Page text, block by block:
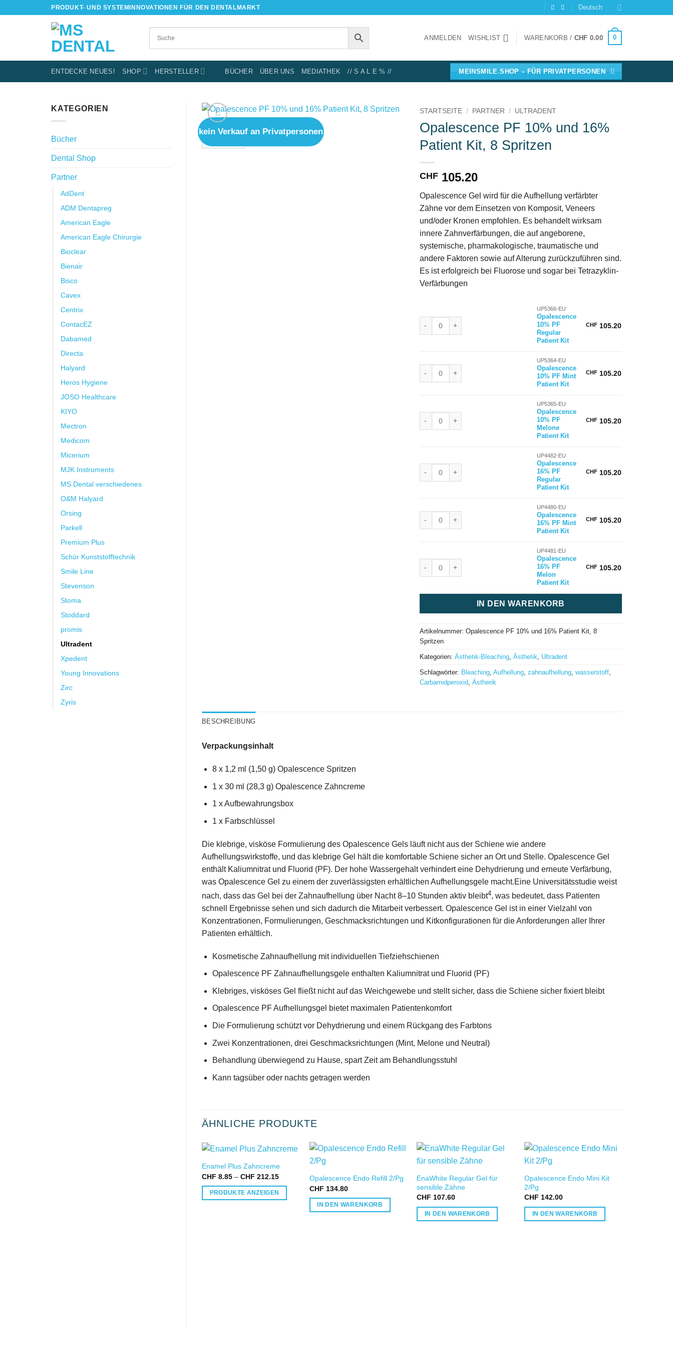
PRODUKT- UND SYSTEMINNOVATIONEN FÜR DEN DENTALMARKT Deutsch
ANMELDEN WISHLIST WARENKORB / CHF 0.00 0
ENTDECKE NEUES! SHOP HERSTELLER BÜCHER ÜBER UNS MEDIATHEK // S A L E % // MEINSMILE.SHOP – FÜR PRIVATPERSONEN
KATEGORIEN
Bücher
Dental Shop
Partner
AdDent
ADM Dentapreg
American Eagle
American Eagle Chirurgie
Bioclear
Bienair
Bisco
Cavex
Centrix
ContacEZ
Dabamed
Directa
Halyard
Heros Hygiene
JOSO Healthcare
KIYO
Mectron
Medicom
Micerium
MJK Instruments
MS Dental verschiedenes
O&M Halyard
Orsing
Parkell
Premium Plus
Schür Kunststofftechnik
Smile Line
Stevenson
Stoma
Stoddard
promis
Ultradent
Xpedent
Young Innovations
Zirc
Zyris
kein Verkauf an Privatpersonen
STARTSEITE / PARTNER / ULTRADENT
Opalescence PF 10% und 16%
Patient Kit, 8 Spritzen
CHF105.20
Opalescence Gel wird für die Aufhellung verfärbter
Zähne vor dem Einsetzen von Komposit, Veneers
und/oder Kronen empfohlen. Es behandelt wirksam
innere Zahnverfärbungen, die auf angeborene,
systemische, pharmakologische, traumatische und
andere Faktoren sowie auf Alterung zurückzuführen sind.
Es ist erfolgreich bei Fluorose und sogar bei Tetrazyklin-
Verfärbungen
Opalescence 10% PF Regular Patient Kit Menge
UP5366-EU
Opalescence
10% PF
Regular
Patient Kit
CHF105.20
Opalescence 10% PF Mint Patient Kit Menge
UP5364-EU
Opalescence
10% PF Mint
Patient Kit
CHF105.20
Opalescence 10% PF Melone Patient Kit Menge
UP5365-EU
Opalescence
10% PF
Melone
Patient Kit
CHF105.20
Opalescence 16% PF Regular Patient Kit Menge
UP4482-EU
Opalescence
16% PF
Regular
Patient Kit
CHF105.20
Opalescence 16% PF Mint Patient Kit Menge
UP4480-EU
Opalescence
16% PF Mint
Patient Kit
CHF105.20
Opalescence 16% PF Melon Patient Kit Menge
UP4481-EU
Opalescence
16% PF
Melon
Patient Kit
CHF105.20
IN DEN WARENKORB
Artikelnummer: Opalescence PF 10% und 16% Patient Kit, 8
Spritzen
Kategorien: Ästhetik-Bleaching, Ästhetik, Ultradent
Schlagwörter: Bleaching, Aufhellung, zahnaufhellung, wasserstoff,
Carbamidperoxid, Ästherik
BESCHREIBUNG
Verpackungsinhalt
8 x 1,2 ml (1,50 g) Opalescence Spritzen
1 x 30 ml (28,3 g) Opalescence Zahncreme
1 x Aufbewahrungsbox
1 x Farbschlüssel
Die klebrige, visköse Formulierung des Opalescence Gels läuft nicht aus der Schiene wie andere
Aufhellungswirkstoffe, und das klebrige Gel hält die komfortable Schiene sicher an Ort und Stelle. Opalescence Gel
enthält Kaliumnitrat und Fluorid (PF). Der hohe Wassergehalt verhindert eine Dehydrierung und erneute Verfärbung,
was Opalescence Gel zu einem der zuverlässigsten erhältlichen Aufhellungsgele macht.Eine Universitätsstudie weist
nach, dass das Gel bei der Zahnaufhellung über Nacht 8–10 Stunden aktiv bleibt4, was bedeutet, dass Patienten
schnell Ergebnisse sehen und sich dadurch die Mitarbeit verbessert. Opalescence Gel ist in einer Vielzahl von
Konzentrationen, Formulierungen, Geschmacksrichtungen und Kitkonfigurationen für die Anforderungen aller Ihrer
Patienten erhältlich.
Kosmetische Zahnaufhellung mit individuellen Tiefziehschienen
Opalescence PF Zahnaufhellungsgele enthalten Kaliumnitrat und Fluorid (PF)
Klebriges, visköses Gel fließt nicht auf das Weichgewebe und stellt sicher, dass die Schiene sicher fixiert bleibt
Opalescence PF Aufhellungsgel bietet maximalen Patientenkomfort
Die Formulierung schützt vor Dehydrierung und einem Rückgang des Farbtons
Zwei Konzentrationen, drei Geschmacksrichtungen (Mint, Melone und Neutral)
Behandlung überwiegend zu Hause, spart Zeit am Behandlungsstuhl
Kann tagsüber oder nachts getragen werden
ÄHNLICHE PRODUKTE
IN DIE
WUNSCHLISTE
Enamel Plus Zahncreme
CHF 8.85 – CHF 212.15Preisspanne:
bis
CHF 212.15
PRODUKTE ANZEIGEN
WUNSCHLISTE
Opalescence Endo Refill 2/Pg
CHF 134.80
IN DEN WARENKORB
WUNSCHLISTE
EnaWhite Regular Gel für
sensible Zähne
CHF 107.60
IN DEN WARENKORB
WUNSCHLISTE
Opalescence Endo Mini Kit
2/Pg
CHF 142.00
IN DEN WARENKORB